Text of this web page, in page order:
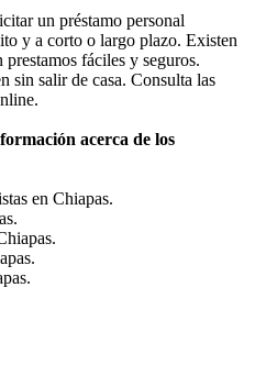
un préstamo personal
y a corto o largo plazo. Existen
fáciles y seguros.
sin salir de casa. Consulta las
acerca de los
en Chiapas.